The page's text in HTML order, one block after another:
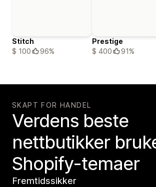
Stitch
$ 100
96%
Prestige
$ 400
91%
SKAPT FOR HANDEL
Verdens beste
nettbutikker
Shopify-temaer
Fremtidssikker